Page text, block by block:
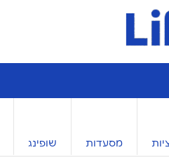
מסעדות שופינג